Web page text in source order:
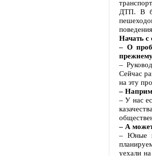
ДТП. В
Начать с
– О
–
Сейчас
на эту
–
– У нас
– А
– Юные
уехали